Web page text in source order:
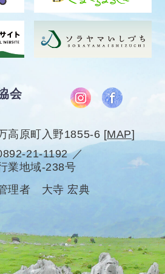
会
高原町入野1855-6 [MAP]
21-1192
業地域-238号
理者 大寺 宏典